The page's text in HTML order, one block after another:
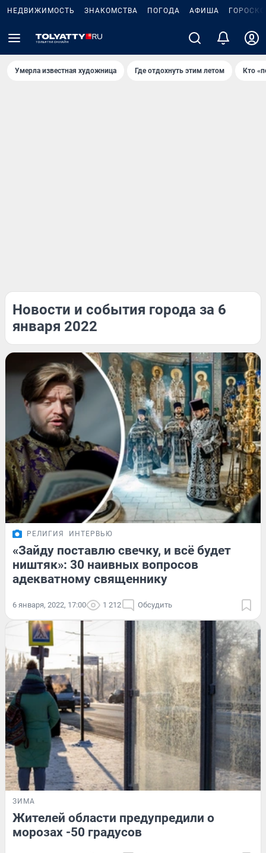
НЕДВИЖИМОСТЬ ЗНАКОМСТВА ПОГОДА АФИША
Умерла известная художница Где отдохнуть этим летом Кто
Новости и события города за 6
января 2022
РЕЛИГИЯ ИНТЕРВЬЮ
«Зайду поставлю свечку, и всё будет
ништяк»: 30 наивных вопросов
адекватному священнику
6 января, 2022, 17:00 1 212 Обсудить
ЗИМА
Жителей области предупредили о
морозах -50 градусов